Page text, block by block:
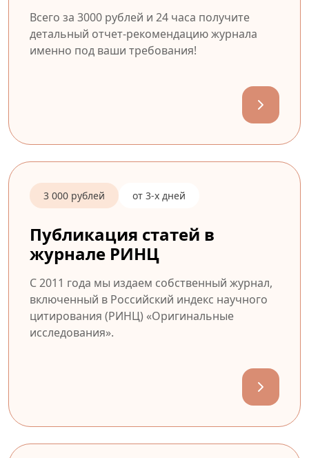
Всего за 3000 рублей и 24 часа получите
детальный отчет-рекомендацию журнала
именно под ваши требования!
3 000 рублей от 3-х дней
Публикация статей в
журнале РИНЦ
С 2011 года мы издаем собственный журнал,
включенный в Российский индекс научного
цитирования (РИНЦ) «Оригинальные
исследования».